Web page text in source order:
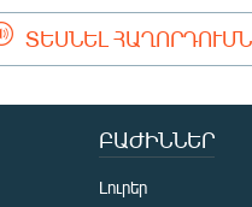
ՏԵՍՆԵԼ
ԲԱԺԻՆՆԵՐ
Լուրեր